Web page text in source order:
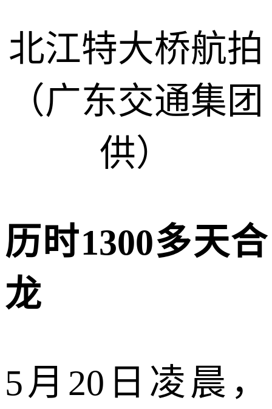
北江特大桥航拍
（广东交通集团
供）
历时1300多天合
龙
5月 20 日凌晨 ，